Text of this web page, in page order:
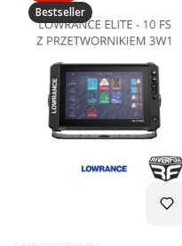
Bestseller